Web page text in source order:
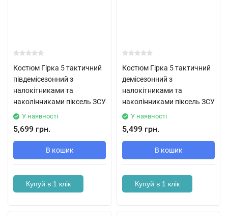
Костюм Гірка 5 тактичний
півдемісезонний з
налокітниками та
наколінниками піксель ЗСУ
У наявності
5,699 грн.
В кошик
Купуй в 1 клік
Костюм Гірка 5 тактичний
демісезонний з
налокітниками та
наколінниками піксель ЗСУ
У наявності
5,499 грн.
В кошик
Купуй в 1 клік